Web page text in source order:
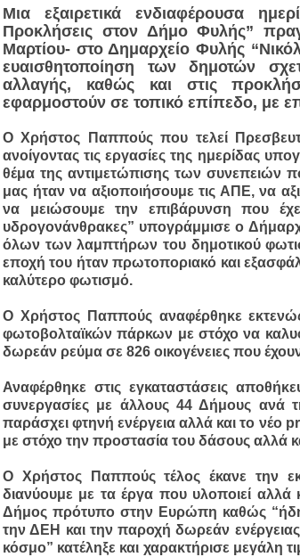
Μια εξαιρετικά ενδιαφέρουσα
Προκλήσεις στον Δήμο Φυλής”
Μαρτίου- στο Δημαρχείο Φυλής
ευαισθητοποίηση των δημοτών
αλλαγής, καθώς και στις
εφαρμοστούν σε τοπικό επίπεδο, με
Ο Χρήστος Παππούς που τελεί
ανοίγοντας τις εργασίες της ημερίδας
θέμα της αντιμετώπισης των συνεπειών
μας ήταν να αξιοποιήσουμε τις ΑΠΕ, να
να μειώσουμε την επιβάρυνση που
υδρογονάνθρακες” υπογράμμισε ο
όλων των λαμπτήρων του δημοτικού
εποχή του ήταν πρωτοποριακό και
καλύτερο φωτισμό.
Ο Χρήστος Παππούς αναφέρθηκε
φωτοβολταϊκών πάρκων με στόχο να
δωρεάν ρεύμα σε 826 οικογένειες που έχουν
Αναφέρθηκε στις εγκαταστάσεις
συνεργασίες με άλλους 44 Δήμους
παράσχει φτηνή ενέργεια αλλά και το νέο
με στόχο την προστασία του δάσους αλλά
Ο Χρήστος Παππούς τέλος έκανε την
διανύουμε με τα έργα που υλοποιεί αλλά
Δήμος πρότυπο στην Ευρώπη καθώς
την ΔΕΗ και την παροχή δωρεάν
κόσμο” κατέληξε και χαρακτήρισε μεγάλη